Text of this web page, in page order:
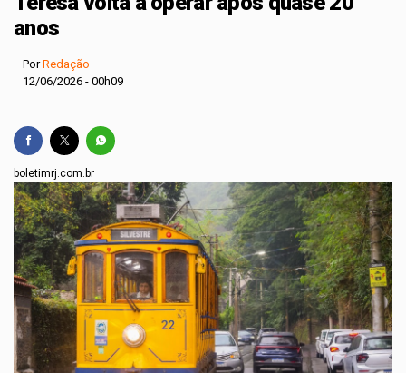
anos
PorRedação
12/06/2026 - 00h09
boletimrj.com.br